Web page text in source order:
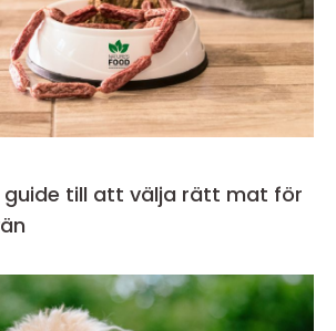
guide till att välja rätt mat för